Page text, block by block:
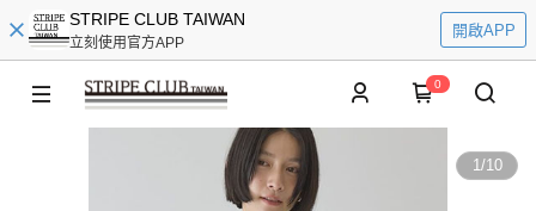
STRIPE CLUB TAIWAN
立刻使用官方APP
開啟APP
0
1/10